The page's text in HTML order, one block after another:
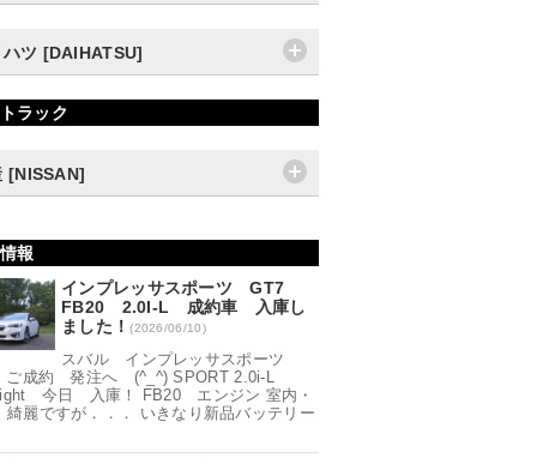
ハツ [DAIHATSU]
ラック
[NISSAN]
報
インプレッサスポーツ GT7
FB20 2.0I-L 成約車 入庫し
ました！(2026/06/10)
スバル インプレッサスポーツ
成約 発注へ (^_^) SPORT 2.0i-L
今日 入庫！ FB20 エンジン 室内・
麗ですが．．． いきなり新品バッテリー